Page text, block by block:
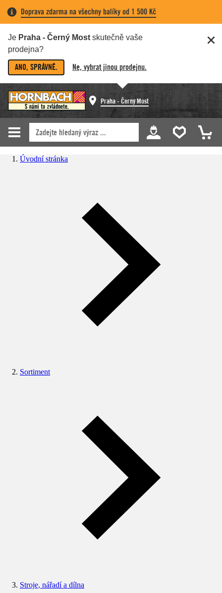
Doprava zdarma na všechny balíky od 1 500 Kč
Je Praha - Černý Most skutečně vaše
prodejna?
ANO, SPRÁVNĚ. Ne, vybrat jinou prodejnu.
Praha - Černý Most
Úvodní stránka
Sortiment
Stroje, nářadí a dílna